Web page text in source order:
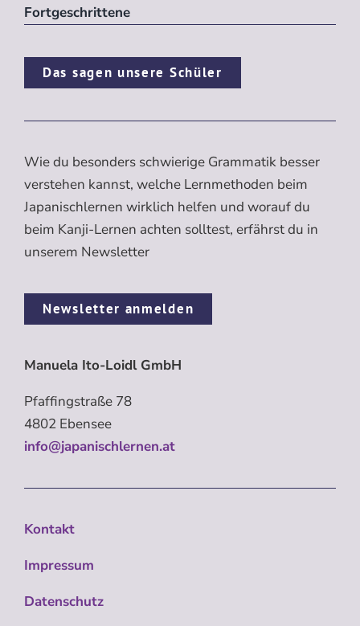
Fortgeschrittene
Das sagen unsere Schüler
Wie du besonders schwierige Grammatik besser
verstehen kannst, welche Lernmethoden beim
Japanischlernen wirklich helfen und worauf du
beim Kanji-Lernen achten solltest, erfährst du in
unserem Newsletter
Newsletter anmelden
Manuela Ito-Loidl GmbH
Pfaffingstraße 78
4802 Ebensee
info@japanischlernen.at
Kontakt
Impressum
Datenschutz